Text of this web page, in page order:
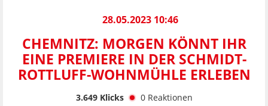
28.05.2023 10:46
CHEMNITZ: MORGEN KÖNNT IHR
EINE PREMIERE IN DER SCHMIDT-
ROTTLUFF-WOHNMÜHLE ERLEBEN
3.649Klicks 0 Reaktionen